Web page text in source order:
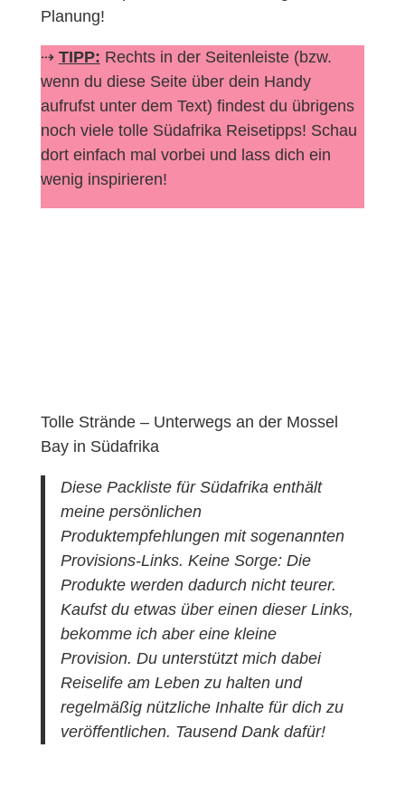
Planung!
⇢ TIPP: Rechts in der Seitenleiste (bzw.
wenn du diese Seite über dein Handy
aufrufst unter dem Text) findest du übrigens
noch viele tolle Südafrika Reisetipps! Schau
dort einfach mal vorbei und lass dich ein
wenig inspirieren!
Tolle Strände – Unterwegs an der Mossel
Bay in Südafrika
Diese Packliste für Südafrika enthält
meine persönlichen
Produktempfehlungen mit sogenannten
Provisions-Links. Keine Sorge: Die
Produkte werden dadurch nicht teurer.
Kaufst du etwas über einen dieser Links,
bekomme ich aber eine kleine
Provision. Du unterstützt mich dabei
Reiselife am Leben zu halten und
regelmäßig nützliche Inhalte für dich zu
veröffentlichen. Tausend Dank dafür!